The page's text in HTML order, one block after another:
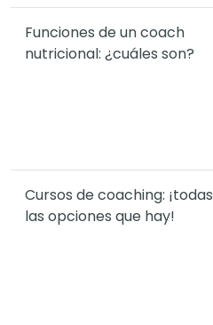
Funciones de un coach
nutricional: ¿cuáles son?
Cursos de coaching: ¡todas
las opciones que hay!